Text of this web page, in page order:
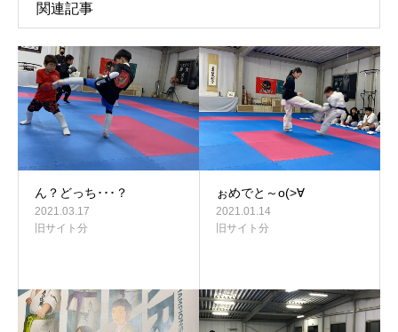
関連記事
ん？どっち･･･？
2021.03.17
旧サイト分
ぉめでと～o(>∀
2021.01.14
旧サイト分